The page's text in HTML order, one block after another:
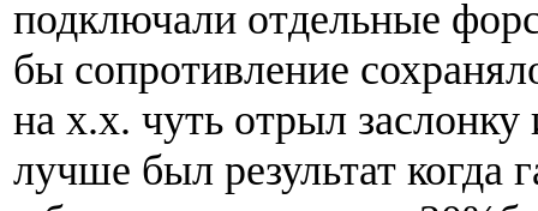
подключали отдельные
бы сопротивление
на х.х. чуть отрыл заслонку
лучше был результат когда